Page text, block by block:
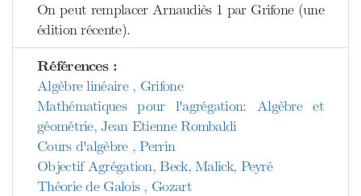
On peut remplacer Arnaudiès 1 par Grifone (une
édition récente).
Références :
Algèbre linéaire , Grifone
Mathématiques pour l'agrégation: Algèbre et
géométrie, Jean Etienne Rombaldi
Cours d'algèbre , Perrin
Objectif Agrégation, Beck, Malick, Peyré
Théorie de Galois , Gozart